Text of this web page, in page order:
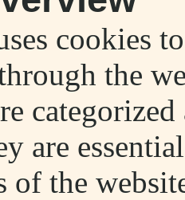
cookies
the
are
the